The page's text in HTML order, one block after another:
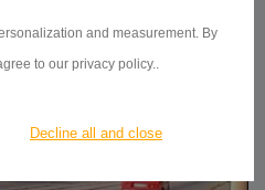
and measurement. By
to our privacy policy..
Decline all and close
ID 10074